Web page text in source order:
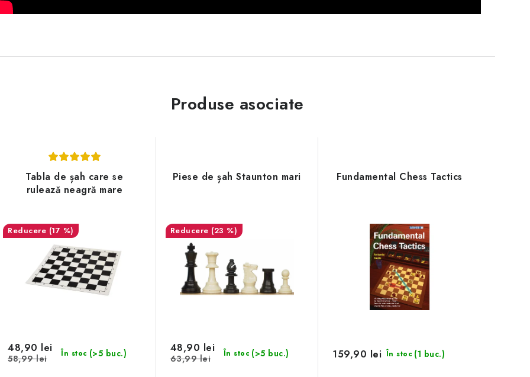
Produse asociate
Tabla de șah care se
rulează neagră mare
(17 %)
În stoc (>5 buc.)
48,90 lei
58,99 lei
Piese de șah Staunton mari
(23 %)
În stoc (>5 buc.)
48,90 lei
63,99 lei
Fundamental Chess Tactics
În stoc (1 buc.)
159,90 lei